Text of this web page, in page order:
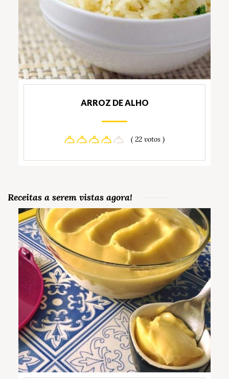
ARROZ DE ALHO
( 22 votos )
Receitas a serem vistas agora!